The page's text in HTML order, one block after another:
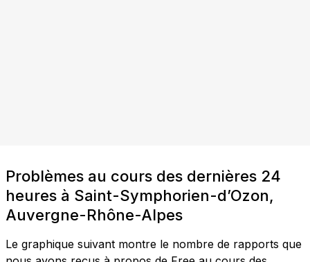
Problèmes au cours des dernières 24
heures à Saint-Symphorien-d’Ozon,
Auvergne-Rhône-Alpes
Le graphique suivant montre le nombre de rapports que